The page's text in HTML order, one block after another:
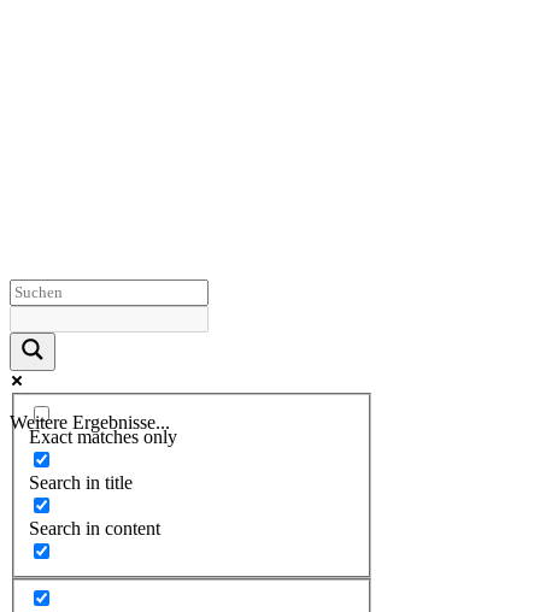
Weitere Ergebnisse...
Exact matches only
Search in title
Search in content